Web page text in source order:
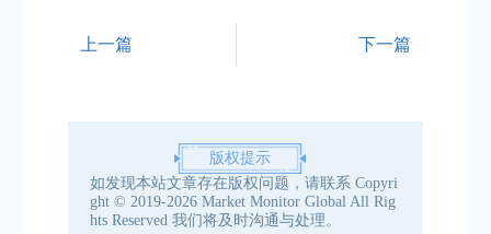
上一篇 下一篇
版权提示
如发现本站文章存在版权问题，请联系Copyri
ght © 2019-2026 Market Monitor Global All Rig
hts Reserved 我们将及时沟通与处理。